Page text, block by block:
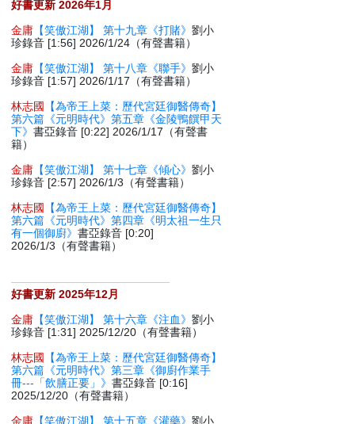
好書更新 2026年1月
金庸 【笑傲江湖】 第十九章《打賭》劉小
珍錄音 [1:56] 2026/1/24（有聲書籍）
金庸 【笑傲江湖】 第十八章《聯手》劉小
珍錄音 [1:57] 2026/1/17（有聲書籍）
林志國
【為帝王上菜：歷代宮廷御醫傳奇】
第六篇《元明時代》第五章《金陵鴨饌甲天
下》書亞錄音 [0:22] 2026/1/17（有聲書
籍）
金庸 【笑傲江湖】 第十七章《傾心》劉小
珍錄音 [2:57] 2026/1/3（有聲書籍）
林志國
【為帝王上菜：歷代宮廷御醫傳奇】
第六篇《元明時代》第四章《明太祖一生只
有一個御廚》書亞錄音 [0:20]
2026/1/3（有聲書籍）
好書更新 2025年12月
金庸 【笑傲江湖】 第十六章《注血》劉小
珍錄音 [1:31] 2025/12/20（有聲書籍）
林志國
【為帝王上菜：歷代宮廷御醫傳奇】
第六篇《元明時代》第三章《御廚作業手
冊---「飲膳正要」》書亞錄音 [0:16]
2025/12/20（有聲書籍）
金庸 【笑傲江湖】 第十五章《灌藥》劉小